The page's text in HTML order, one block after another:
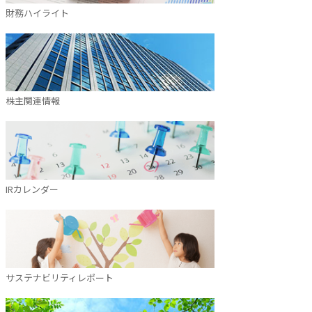
財務ハイライト
株主関連情報
IRカレンダー
サステナビリティレポート